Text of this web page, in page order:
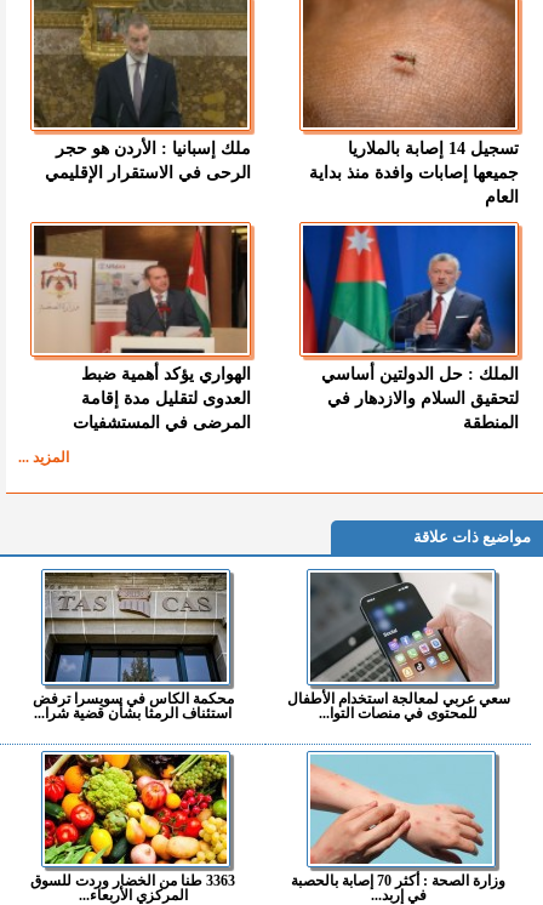
تسجيل 14 إصابة بالملاريا
جميعها إصابات وافدة منذ بداية
العام
ملك إسبانيا : الأردن هو حجر
الرحى في الاستقرار الإقليمي
الملك : حل الدولتين أساسي
لتحقيق السلام والازدهار في
المنطقة
الهواري يؤكد أهمية ضبط
العدوى لتقليل مدة إقامة
المرضى في المستشفيات
المزيد ...
مواضيع ذات علاقة
سعي عربي لمعالجة استخدام الأطفال
للمحتوى في منصات التوا...
محكمة الكاس في سويسرا ترفض
استئناف الرمثا بشأن قضية شرا...
وزارة الصحة : أكثر 70 إصابة بالحصبة
في إربد...
3363 طنا من الخضار وردت للسوق
المركزي الأربعاء...